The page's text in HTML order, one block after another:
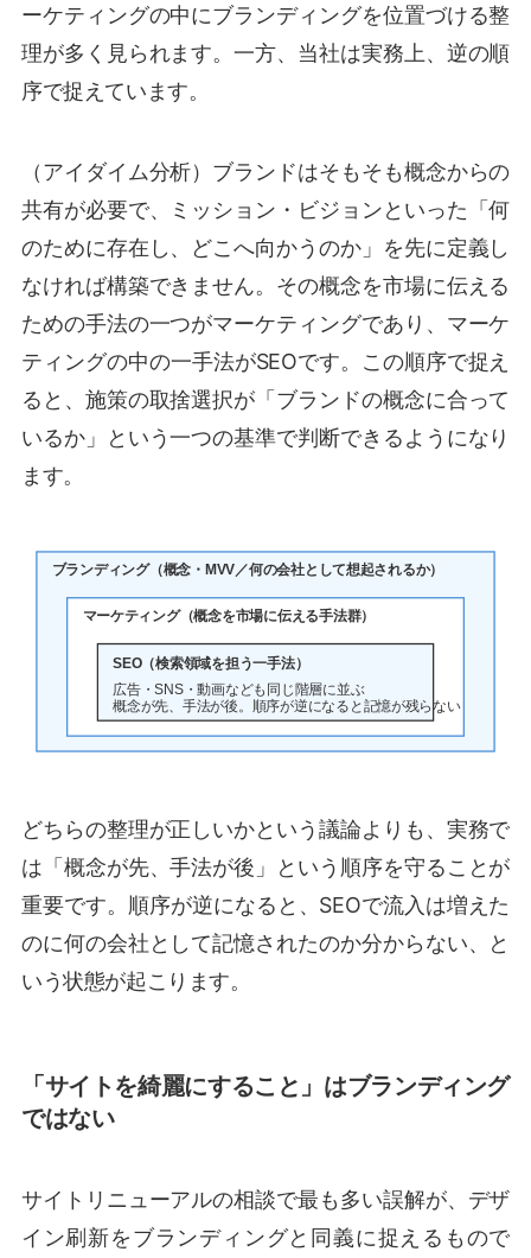
ーケティングの中にブランディングを位置づける整
理が多く見られます。一方、当社は実務上、逆の順
序で捉えています。
（アイダイム分析）ブランドはそもそも概念からの
共有が必要で、ミッション・ビジョンといった「何
のために存在し、どこへ向かうのか」を先に定義し
なければ構築できません。その概念を市場に伝える
ための手法の一つがマーケティングであり、マーケ
ティングの中の一手法がSEOです。この順序で捉え
ると、施策の取捨選択が「ブランドの概念に合って
いるか」という一つの基準で判断できるようになり
ます。
ブランディング（概念・MVV／何の会社として想起されるか）
マーケティング（概念を市場に伝える手法群）
SEO（検索領域を担う一手法）
広告・SNS・動画なども同じ階層に並ぶ
概念が先、手法が後。順序が逆になると記憶が残らない
どちらの整理が正しいかという議論よりも、実務で
は「概念が先、手法が後」という順序を守ることが
重要です。順序が逆になると、SEOで流入は増えた
のに何の会社として記憶されたのか分からない、と
いう状態が起こります。
「サイトを綺麗にすること」はブランディング
ではない
サイトリニューアルの相談で最も多い誤解が、デザ
イン刷新をブランディングと同義に捉えるもので